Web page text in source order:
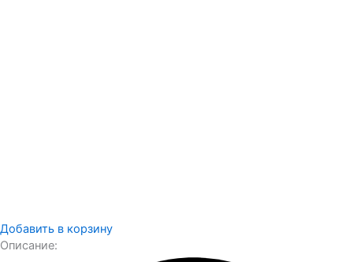
Добавить в корзину
Описание: